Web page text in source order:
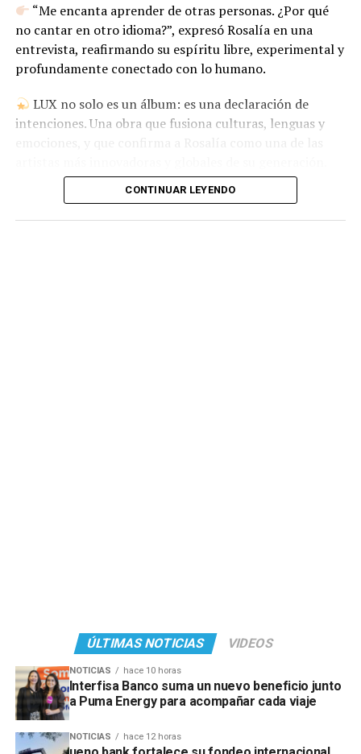
“Me encanta aprender de otras personas. ¿Por qué
no cantar en otro idioma?”, expresó Rosalía en una
entrevista, reafirmando su espíritu libre, experimental y
profundamente conectado con lo humano.
LUX no solo es un álbum: es una declaración de
intenciones. Una obra que fusiona culturas, lenguas y
CONTINUAR LEYENDO
ÚLTIMAS NOTICIAS VIDEOS
NOTICIAS hace 10 horas
Interfisa Banco suma un nuevo beneficio junto
a Puma Energy para acompañar cada viaje
NOTICIAS hace 12 horas